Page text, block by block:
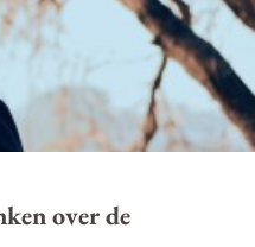
over de